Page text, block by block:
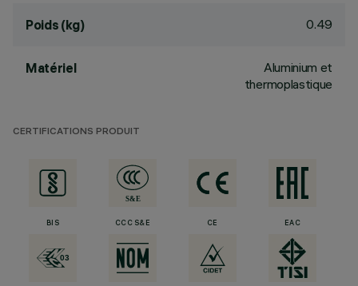
Poids (kg) 0.49
Matériel
Aluminium et
thermoplastique
CERTIFICATIONS PRODUIT
BIS CCC S&E CE EAC